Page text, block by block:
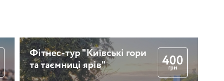
Фітнес-тур "Київські гори
та таємниці ярів"
400
грн